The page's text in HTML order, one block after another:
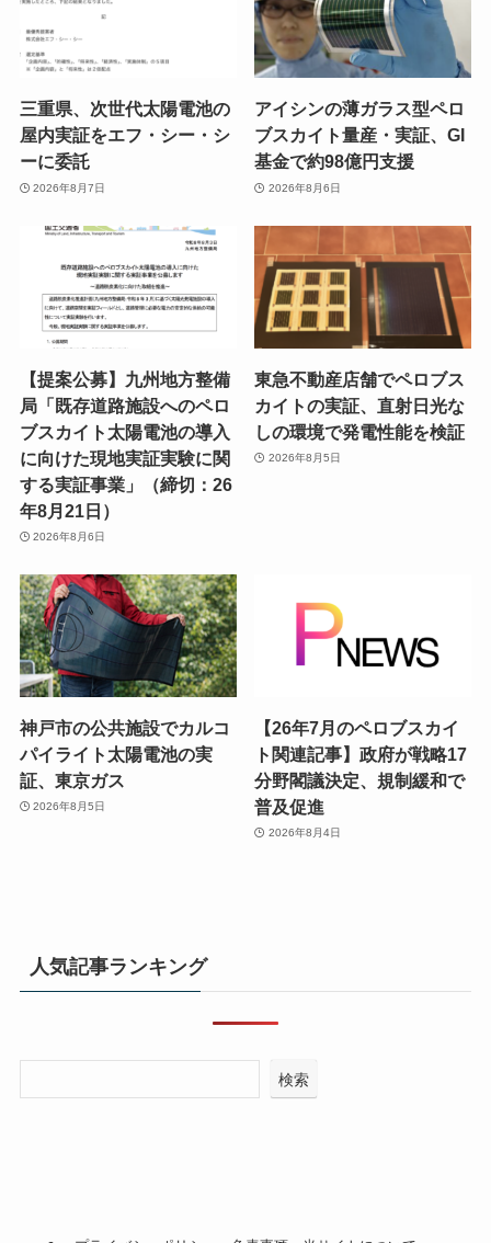
三重県、次世代太陽電池の
屋内実証をエフ・シー・シ
ーに委託
2026年8月7日
アイシンの薄ガラス型ペロ
ブスカイト量産・実証、GI
基金で約98億円支援
2026年8月6日
【提案公募】九州地方整備
局「既存道路施設へのペロ
ブスカイト太陽電池の導入
に向けた現地実証実験に関
する実証事業」（締切：26
年8月21日）
2026年8月6日
東急不動産店舗でペロブス
カイトの実証、直射日光な
しの環境で発電性能を検証
2026年8月5日
神戸市の公共施設でカルコ
パイライト太陽電池の実
証、東京ガス
2026年8月5日
【26年7月のペロブスカイ
ト関連記事】政府が戦略17
分野閣議決定、規制緩和で
普及促進
2026年8月4日
人気記事ランキング
検索